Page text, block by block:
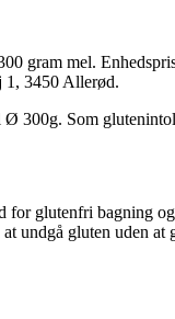
gram mel.
1, 3450 Allerød.
300g. Som
for glutenfri bagning
undgå gluten uden